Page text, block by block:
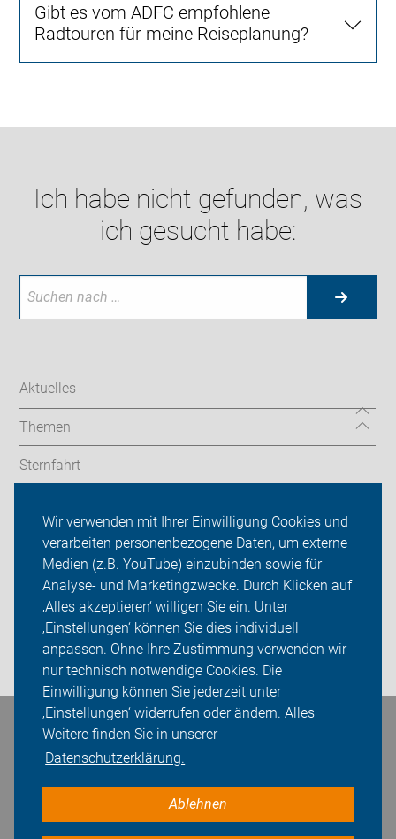
Wir verwenden mit Ihrer Einwilligung Cookies und
verarbeiten personenbezogene Daten, um externe
Medien (z.B. YouTube) einzubinden sowie für
Analyse- und Marketingzwecke. Durch Klicken auf
‚Alles akzeptieren‘ willigen Sie ein. Unter
‚Einstellungen‘ können Sie dies individuell
anpassen. Ohne Ihre Zustimmung verwenden wir
nur technisch notwendige Cookies. Die
Einwilligung können Sie jederzeit unter
‚Einstellungen‘ widerrufen oder ändern. Alles
Weitere finden Sie in unserer
Datenschutzerklärung.
Ablehnen
Gibt es vom ADFC empfohlene
Radtouren für meine Reiseplanung?
Ich habe nicht gefunden, was
ich gesucht habe:
Aktuelles
Themen
Sternfahrt
ADFC Berlin
Sei dabei
Presse
Login
Bleiben Sie in Kontakt